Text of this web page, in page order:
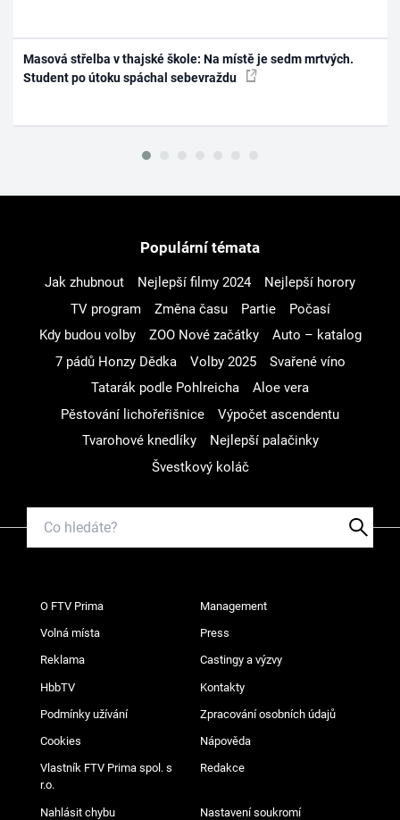
Masová střelba v thajské škole: Na místě je sedm mrtvých.
Student po útoku spáchal sebevraždu
Populární témata
Jak zhubnout Nejlepší filmy 2024
Nejlepší horory
TV program
Změna času Partie
Počasí
Kdy budou volby
ZOO Nové začátky
Auto – katalog
7 pádů Honzy Dědka
Volby 2025
Svařené víno
Tatarák podle Pohlreicha
Aloe vera
Pěstování lichořeřišnice
Výpočet ascendentu
Tvarohové knedlíky
Nejlepší palačinky
Švestkový koláč
O FTV Prima Management
Volná místa Press
Reklama Castingy a výzvy
HbbTV Kontakty
Podmínky užívání Zpracování osobních údajů
Cookies Nápověda
Vlastník FTV Prima spol. s
r.o.
Redakce
Nahlásit chybu Nastavení soukromí